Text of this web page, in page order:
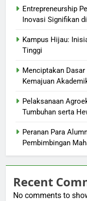
Entrepreneurship
Inovasi Signifikan
Kampus Hijau:
Tinggi
Menciptakan
Kemajuan
Pelaksanaan
Tumbuhan serta
Peranan Para
Pembimbingan
Recent
No comments to